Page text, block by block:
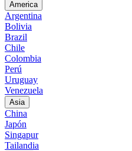
America
Argentina
Bolivia
Brazil
Chile
Colombia
Perú
Uruguay
Venezuela
Asia
China
Japón
Singapur
Tailandia